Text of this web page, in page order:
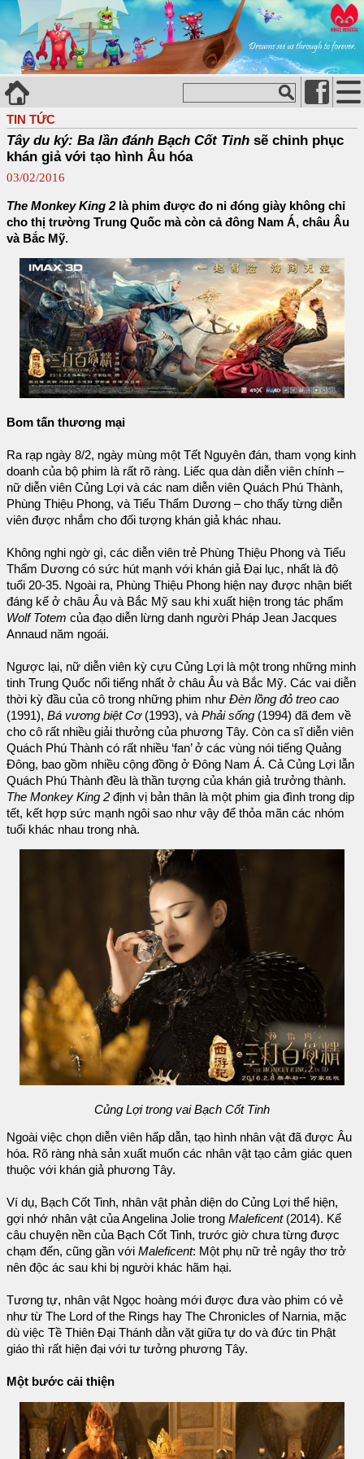
TIN TỨC
Tây du ký: Ba lần đánh Bạch Cốt Tinh sẽ chinh phục
khán giả với tạo hình Âu hóa
03/02/2016
The Monkey King 2là phim được đo ni đóng giày không chỉ
cho thị trường Trung Quốc mà còn cả đông Nam Á, châu Âu
và Bắc Mỹ.
Bom tấn thương mại
Ra rạp ngày 8/2, ngày mùng một Tết Nguyên đán, tham vọng kinh
doanh của bộ phim là rất rõ ràng. Liếc qua dàn diễn viên chính –
nữ diễn viên Củng Lợi và các nam diễn viên Quách Phú Thành,
Phùng Thiệu Phong, và Tiểu Thẩm Dương – cho thấy từng diễn
viên được nhắm cho đối tượng khán giả khác nhau.
Không nghi ngờ gì, các diễn viên trẻ Phùng Thiệu Phong và Tiểu
Thẩm Dương có sức hút mạnh với khán giả Đại lục, nhất là độ
tuổi 20-35. Ngoài ra, Phùng Thiệu Phong hiện nay được nhận biết
đáng kể ở châu Âu và Bắc Mỹ sau khi xuất hiện trong tác phẩm
Wolf Totem của đạo diễn lừng danh người Pháp Jean Jacques
Annaud năm ngoái.
Ngược lại, nữ diễn viên kỳ cựu Củng Lợi là một trong những minh
tinh Trung Quốc nổi tiếng nhất ở châu Âu và Bắc Mỹ. Các vai diễn
thời kỳ đầu của cô trong những phim như Đèn lồng đỏ treo cao
(1991), Bá vương biệt Cơ(1993), và Phải sống (1994) đã đem về
cho cô rất nhiều giải thưởng của phương Tây. Còn ca sĩ diễn viên
Quách Phú Thành có rất nhiều ‘fan’ ở các vùng nói tiếng Quảng
Đông, bao gồm nhiều cộng đồng ở Đông Nam Á. Cả Củng Lợi lẫn
Quách Phú Thành đều là thần tượng của khán giả trưởng thành.
The Monkey King 2 định vị bản thân là một phim gia đình trong dịp
tết, kết hợp sức mạnh ngôi sao như vậy để thỏa mãn các nhóm
tuổi khác nhau trong nhà.
Củng Lợi trong vai Bạch Cốt Tinh
Ngoài việc chọn diễn viên hấp dẫn, tạo hình nhân vật đã được Âu
hóa. Rõ ràng nhà sản xuất muốn các nhân vật tạo cảm giác quen
thuộc với khán giả phương Tây.
Ví dụ, Bạch Cốt Tinh, nhân vật phản diện do Củng Lợi thể hiện,
gợi nhớ nhân vật của Angelina Jolie trong Maleficent(2014). Kể
câu chuyện nền của Bạch Cốt Tinh, trước giờ chưa từng được
chạm đến, cũng gần với Maleficent: Một phụ nữ trẻ ngây thơ trở
nên độc ác sau khi bị người khác hãm hại.
Tương tự, nhân vật Ngọc hoàng mới được đưa vào phim có vẻ
như từ The Lord of the Rings hay The Chronicles of Narnia, mặc
dù việc Tề Thiên Đại Thánh dằn vặt giữa tự do và đức tin Phật
giáo thì rất hiện đại với tư tưởng phương Tây.
Một bước cải thiện